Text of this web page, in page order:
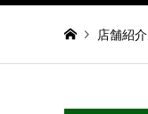
店舗紹介